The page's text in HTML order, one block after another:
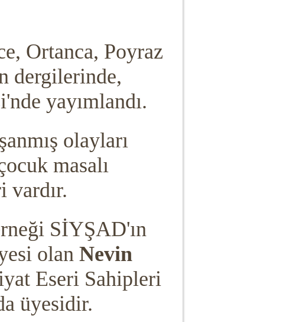
Ortanca, Poyraz
dergilerinde,
yayımlandı.
olayları
masalı
vardır.
SİYŞAD'ın
olan Nevin
Eseri Sahipleri
üyesidir.